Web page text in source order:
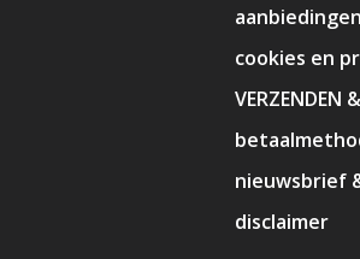
cookies en
VERZENDEN
nieuwsbrief
disclaimer